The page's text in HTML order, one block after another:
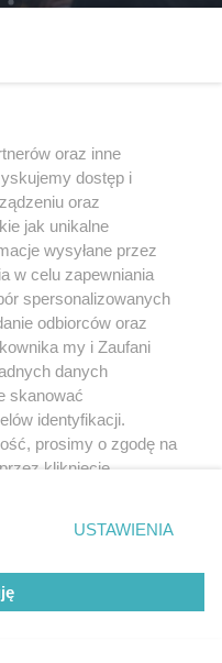
oraz inne
dostęp i
oraz
jak unikalne
wysyłane przez
w celu zapewniania
spersonalizowanych
odbiorców oraz
my i Zaufani
danych
skanować
identyfikacji.
prosimy o zgodę na
kliknięcie
ustawień prywatności
strony
wymagają zgody
się takiemu
zastosowanie tylko
USTAWIENIA